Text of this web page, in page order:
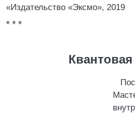
«Издательство «Эксмо», 2019
* * *